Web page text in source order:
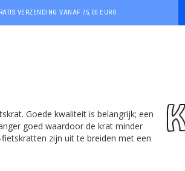
VERZENDING VANAF 75,00 EURO
Goede kwaliteit is belangrijk; een
goed waardoor de krat minder
zijn uit te breiden met een